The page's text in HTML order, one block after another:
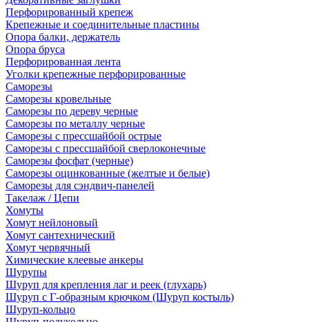
Перфорированный крепеж
Крепежные и соединительные пластины
Опора балки, держатель
Опора бруса
Перфорированная лента
Уголки крепежные перфорированные
Саморезы
Саморезы кровельные
Саморезы по дереву черные
Саморезы по металлу черные
Саморезы с прессшайбой острые
Саморезы с прессшайбой сверлоконечные
Саморезы фосфат (черные)
Саморезы оцинкованные (желтые и белые)
Саморезы для сэндвич-панелей
Такелаж / Цепи
Хомуты
Хомут нейлоновый
Хомут сантехнический
Хомут червячный
Химические клеевые анкеры
Шурупы
Шуруп для крепления лаг и реек (глухарь)
Шуруп с Г-образным крючком (Шуруп костыль)
Шуруп-кольцо